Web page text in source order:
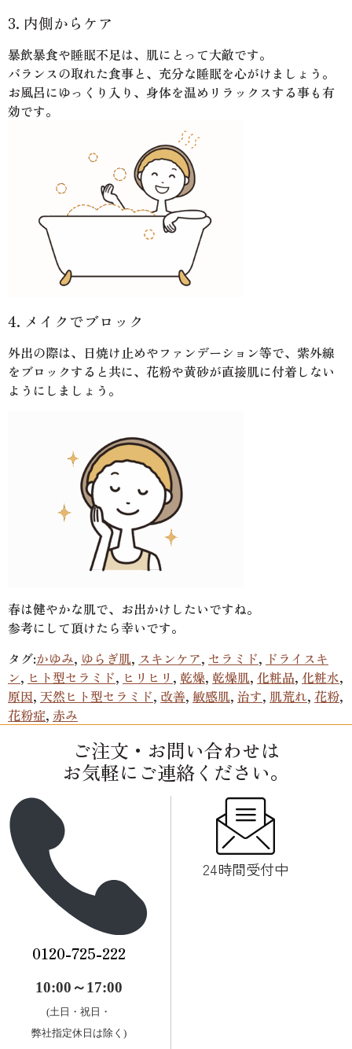
3. 内側からケア
暴飲暴食や睡眠不足は、肌にとって大敵です。
バランスの取れた食事と、充分な睡眠を心がけましょう。
お風呂にゆっくり入り、身体を温めリラックスする事も有
効です。
4. メイクでブロック
外出の際は、日焼け止めやファンデーション等で、紫外線
をブロックすると共に、花粉や黄砂が直接肌に付着しない
ようにしましょう。
春は健やかな肌で、お出かけしたいですね。
参考にして頂けたら幸いです。
タグ:かゆみ, ゆらぎ肌, スキンケア, セラミド, ドライスキ
ン, ヒト型セラミド, ヒリヒリ , 乾燥, 乾燥肌, 化粧品, 化粧水,
原因, 天然ヒト型セラミド, 改善, 敏感肌, 治す, 肌荒れ, 花粉,
花粉症, 赤み
ご注文・お問い合わせは
お気軽にご連絡ください。
0120-725-222
10:00～17:00
(土日・祝日・
弊社指定休日は除く)
24時間受付中